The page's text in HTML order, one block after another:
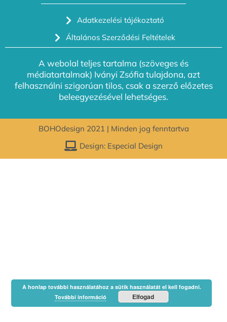
Adatkezelési tájékoztató
Általános Szerződési Feltételek
A webolal teljes tartalma (szöveges és
médiatartalmak) Iványi Zsófia tulajdona, azt
felhasználni szigorúan tilos, csak a szerző előzetes
beleegyezésével lehetséges.
BOHOdesign 2021 | Minden jog fenntartva
Design: Especial Design
A honlap további használatához a sütik használatát el kell fogadni.
További információ
Elfogad